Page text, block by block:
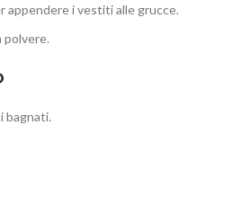
appendere i vestiti alle grucce.
polvere.
bagnati.